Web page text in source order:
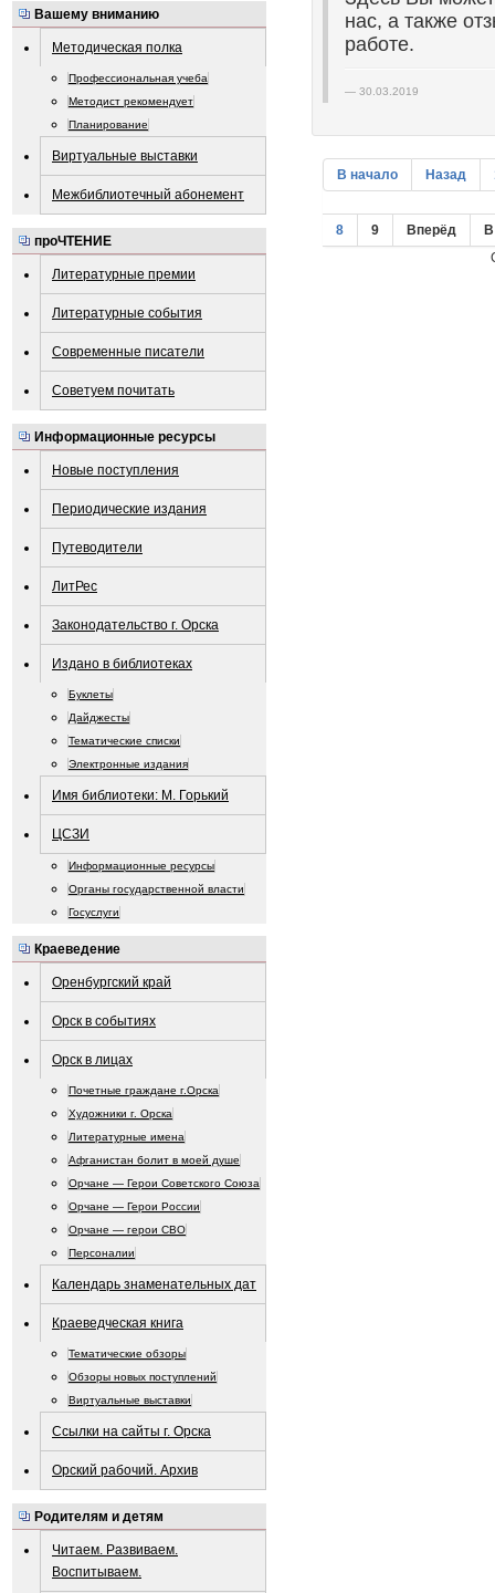
Вашему вниманию
Методическая полка
Профессиональная учеба
Методист рекомендует
Планирование
Виртуальные выставки
Межбиблиотечный абонемент
проЧТЕНИЕ
Литературные премии
Литературные события
Современные писатели
Советуем почитать
Информационные ресурсы
Новые поступления
Периодические издания
Путеводители
ЛитРес
Законодательство г. Орска
Издано в библиотеках
Буклеты
Дайджесты
Тематические списки
Электронные издания
Имя библиотеки: М. Горький
ЦСЗИ
Информационные ресурсы
Органы государственной власти
Госуслуги
Краеведение
Оренбургский край
Орск в событиях
Орск в лицах
Почетные граждане г.Орска
Художники г. Орска
Литературные имена
Афганистан болит в моей душе
Орчане — Герои Советского Союза
Орчане — Герои России
Орчане — герои СВО
Персоналии
Календарь знаменательных дат
Краеведческая книга
Тематические обзоры
Обзоры новых поступлений
Виртуальные выставки
Ссылки на сайты г. Орска
Орский рабочий. Архив
Родителям и детям
Читаем. Развиваем.
Воспитываем.
нас, а также
работе.
30.03.2019
В начало Назад
8 9 Вперёд